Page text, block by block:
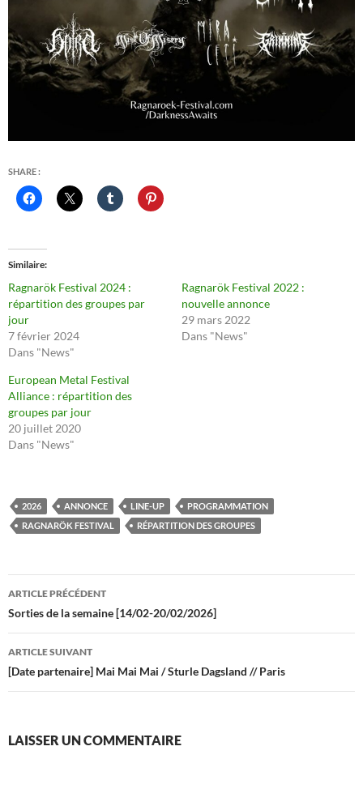
SHARE :
Similaire
Ragnarök Festival 2024 :
répartition des groupes par
jour
7 février 2024
Dans "News"
Ragnarök Festival 2022 :
nouvelle annonce
29 mars 2022
Dans "News"
European Metal Festival
Alliance : répartition des
groupes par jour
20 juillet 2020
Dans "News"
2026 ANNONCE LINE-UP
PROGRAMMATION
RAGNARÖK FESTIVAL
RÉPARTITION DES GROUPES
Navigation
des
articles
ARTICLE PRÉCÉDENT
Sorties de la semaine [14/02-20/02/2026]
ARTICLE SUIVANT
[Date partenaire] Mai Mai Mai / Sturle Dagsland // Paris
LAISSER UN COMMENTAIRE